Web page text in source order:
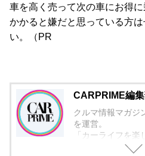
車を高く売って次の車にお得
かかると嫌だと思っている方
い。（PR
CARPRIME編
クルマ情報マガジ
を運営。
「カーライフを
げ、編集に取り組